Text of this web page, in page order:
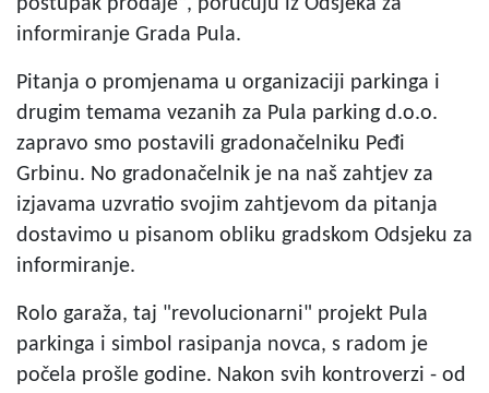
informiranje Grada Pula.
Pitanja o promjenama u organizaciji parkinga i
drugim temama vezanih za Pula parking d.o.o.
zapravo smo postavili gradonačelniku Peđi
Grbinu. No gradonačelnik je na naš zahtjev za
izjavama uzvratio svojim zahtjevom da pitanja
dostavimo u pisanom obliku gradskom Odsjeku za
informiranje.
Rolo garaža, taj "revolucionarni" projekt Pula
parkinga i simbol rasipanja novca, s radom je
počela prošle godine. Nakon svih kontroverzi - od